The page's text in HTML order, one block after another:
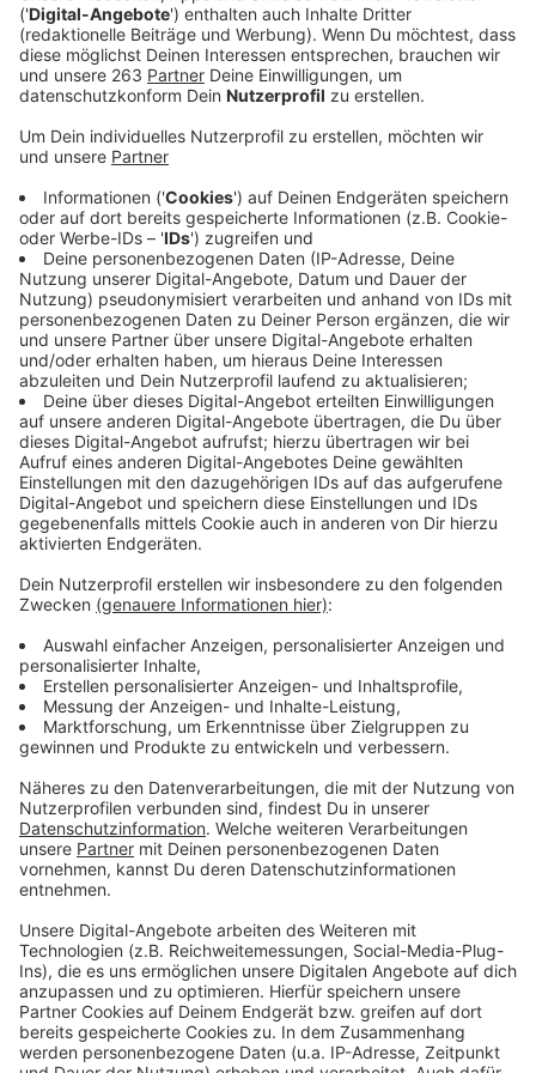
das mit Sorge.
Veröffentlicht:Montag, 04.04.2022 05:44
Anzeige
Zwei Jahre lang war sie eine ständige Begleiterin, ab
sofort muss sie nicht mehr getragen werden: die
Maske. Die allgemeine Maskenpflicht in Innenräumen
gilt in NRW nicht mehr. Es gibt Ausnahmen, z.B. in
medizinischen Einrichtungen und Bus und Bahn muss
man auch weiterhin Maske tragen. In der Schule ist
das Tragen einer Maske aber z.B. nur noch empfohlen.
Nicht alle sehen das mit Freude. Annette Dürholt ist
Schulleiterin der Spandauer Grundschule in Siegen. Sie
befürchtete am Radio Siegen-Telefon deutlich mehr
Ansteckungen als bisher und damit verbunden auch
Personalausfälle. „Dann werden Unterrichtstage, die
möglicherweise nicht mehr stattfinden“, so Dürholt.
Jochen Dietrich ist Schulleiter am Gymnasium Stift
Keppel in Hilchenbach. Er sprach sich im Gespräch mit
Radio Siegen deutlich dafür aus, Maske auch weiterhin
zu tragen. „Es geht auf die Ferien zu und es ist im
Interesse aller, dass wir heil in die Ferien reinkommen“,
Menschen viel Zeit gemeinsam in Innenräumen
verbringen müssten, so Dietrich weiter. Daher sehe
man hier immer noch ein Gefährdungspotential und
versuche, das Risiko zu minimieren.
Anzeige